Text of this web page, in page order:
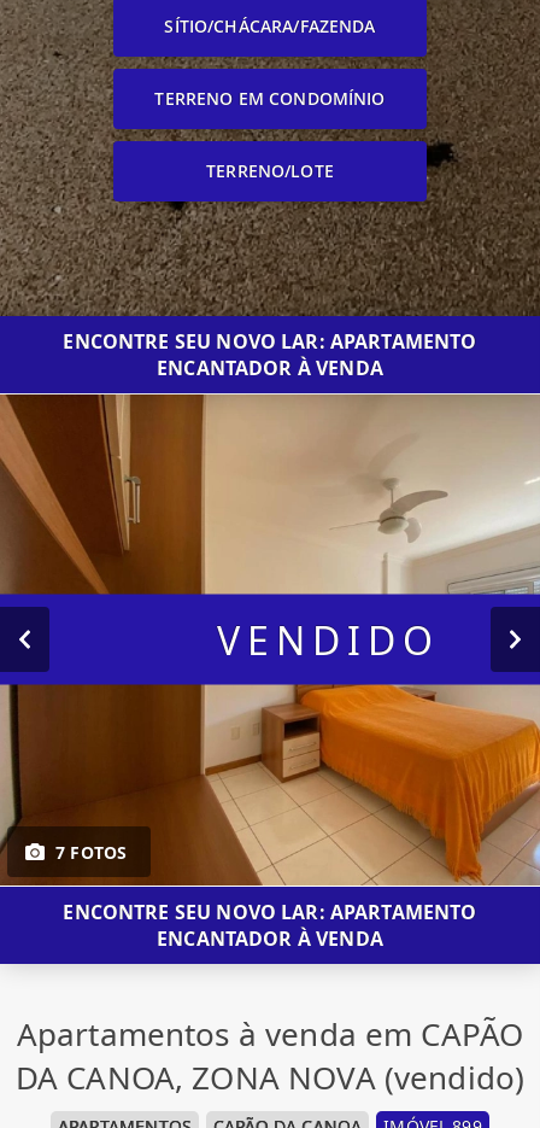
SÍTIO/CHÁCARA/FAZENDA
TERRENO EM CONDOMÍNIO
TERRENO/LOTE
ENCONTRE SEU NOVO LAR: APARTAMENTO
ENCANTADOR À VENDA
7 FOTOS
VENDIDO
ENCONTRE SEU NOVO LAR: APARTAMENTO
ENCANTADOR À VENDA
Apartamentos à venda em CAPÃO
DA CANOA, ZONA NOVA (vendido)